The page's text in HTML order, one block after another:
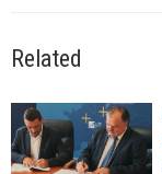
Related